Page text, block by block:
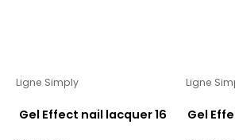
Ligne Simply
Gel Effect nail lacquer 16
Ligne
Gel